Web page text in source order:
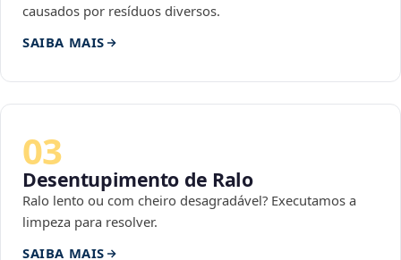
causados por resíduos diversos.
SAIBA MAIS
03
Desentupimento de Ralo
Ralo lento ou com cheiro desagradável? Executamos a
limpeza para resolver.
SAIBA MAIS